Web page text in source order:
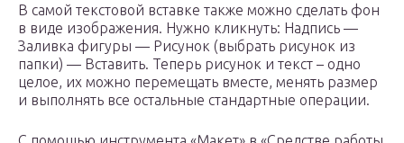
В самой текстовой вставке также можно сделать фон
в виде изображения. Нужно кликнуть: Надпись —
Заливка фигуры — Рисунок (выбрать рисунок из
папки) — Вставить. Теперь рисунок и текст – одно
целое, их можно перемещать вместе, менять размер
и выполнять все остальные стандартные операции.